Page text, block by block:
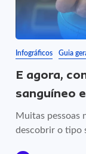
Infográficos Guia
E agora,
sanguíneo
Muitas pessoas
descobrir o tipo